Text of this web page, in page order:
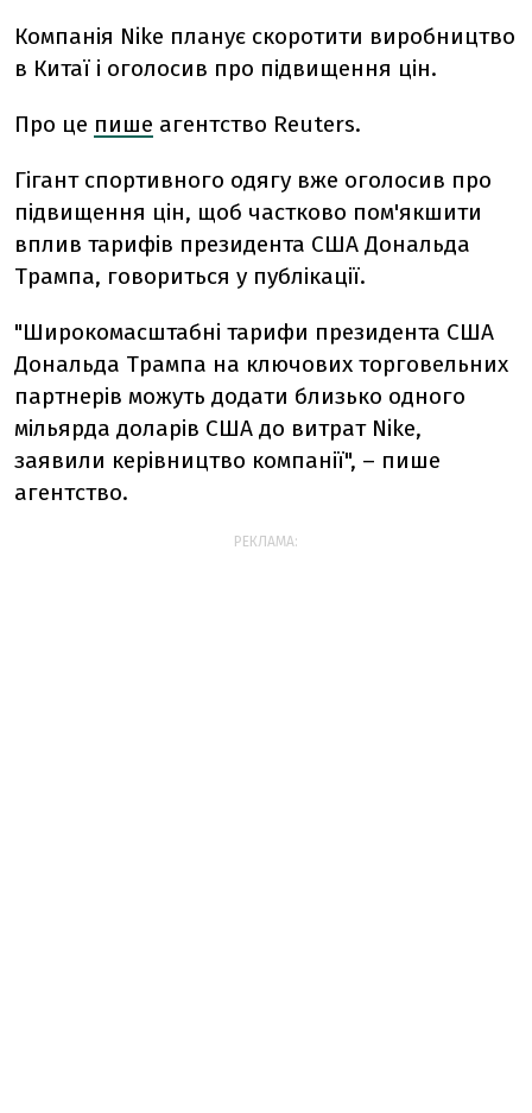
Компанія Nike планує скоротити виробництво
в Китаї і оголосив про підвищення цін.
Про це пише агентство Reuters.
Гігант спортивного одягу вже оголосив про
підвищення цін, щоб частково пом'якшити
вплив тарифів президента США Дональда
Трампа, говориться у публікації.
"Широкомасштабні тарифи президента США
Дональда Трампа на ключових торговельних
партнерів можуть додати близько одного
мільярда доларів США до витрат Nike,
заявили керівництво компанії", – пише
агентство.
РЕКЛАМА: